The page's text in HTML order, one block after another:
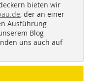
bieten wir
, der an einer
Ausführung
Blog
uns auch auf